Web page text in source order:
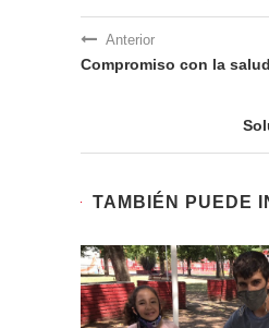
Anterior
Compromiso con la salud
TAMBIÉN PUEDE